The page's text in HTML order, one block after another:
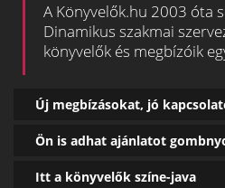
A Könyvelők.hu 2003 óta
Dinamikus szakmai
könyvelők és megbízóik
Új megbízásokat, jó
Ön is adhat ajánlatot
Itt a könyvelők színe-java